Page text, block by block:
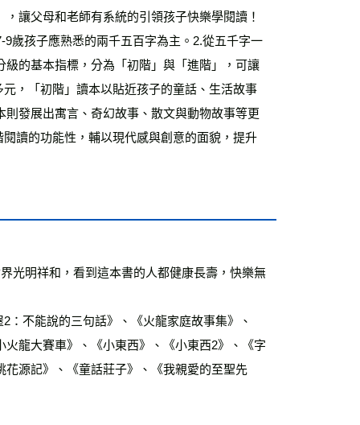
讓父母和老師有系統的引領孩子快樂學閱讀！
歲孩子應熟悉的兩千五百字為主。2.從五千字一
的基本指標，分為「初階」與「進階」，可讓
，「初階」讀本以貼近孩子的童話、生活故事
發展出寓言、奇幻故事、散文與動物故事等更
讀的功能性，輔以現代感與創意的面貌，提升
光明祥和，看到這本書的人都健康長壽，快樂無
龍大賽車》、《小東西》、《小東西2》、《字
源記》、《童話莊子》、《我親愛的至聖先